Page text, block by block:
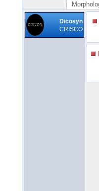
Dicosyn
CRISCO